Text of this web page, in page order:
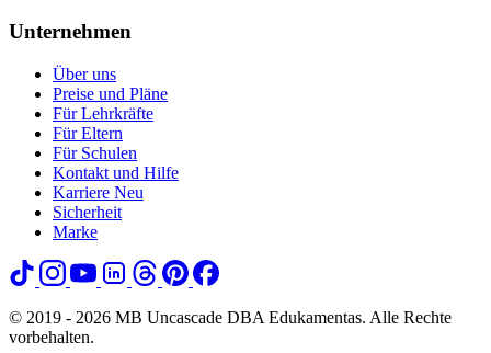
Unternehmen
Über uns
Preise und Pläne
Für Lehrkräfte
Für Eltern
Für Schulen
Kontakt und Hilfe
Karriere Neu
Sicherheit
Marke
© 2019 - 2026 MB Uncascade DBA Edukamentas. Alle Rechte
vorbehalten.